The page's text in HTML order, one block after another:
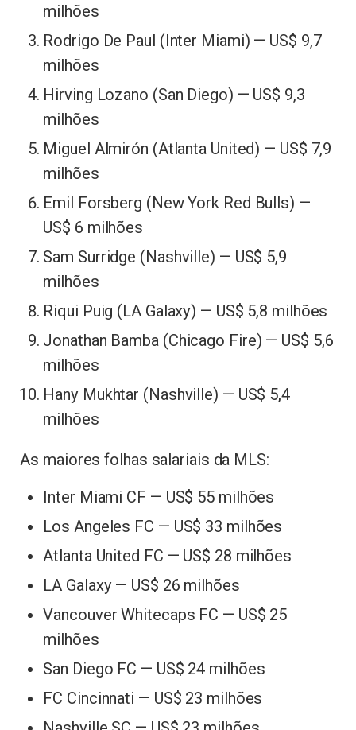
milhões
Rodrigo De Paul (Inter Miami) — US$ 9,7
milhões
Hirving Lozano (San Diego) — US$ 9,3
milhões
Miguel Almirón (Atlanta United) — US$ 7,9
milhões
Emil Forsberg (New York Red Bulls) —
US$ 6 milhões
Sam Surridge (Nashville) — US$ 5,9
milhões
Riqui Puig (LA Galaxy) — US$ 5,8 milhões
Jonathan Bamba (Chicago Fire) — US$ 5,6
milhões
Hany Mukhtar (Nashville) — US$ 5,4
milhões
As maiores folhas salariais da MLS:
Inter Miami CF — US$ 55 milhões
Los Angeles FC — US$ 33 milhões
Atlanta United FC — US$ 28 milhões
LA Galaxy — US$ 26 milhões
Vancouver Whitecaps FC — US$ 25
milhões
San Diego FC — US$ 24 milhões
FC Cincinnati — US$ 23 milhões